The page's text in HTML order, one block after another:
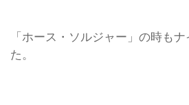
「ホース・ソルジャー」の時も
た。